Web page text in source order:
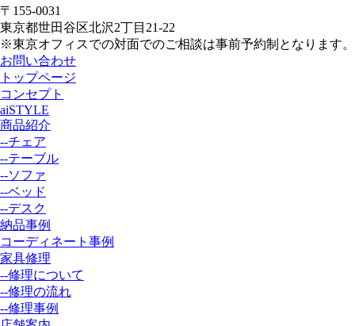
〒155-0031
東京都世田谷区北沢2丁目21-22
※東京オフィスでの対面でのご相談は事前予約制となります。
お問い合わせ
トップページ
コンセプト
aiSTYLE
商品紹介
--チェア
--テーブル
--ソファ
--ベッド
--デスク
納品事例
コーディネート事例
家具修理
--修理について
--修理の流れ
--修理事例